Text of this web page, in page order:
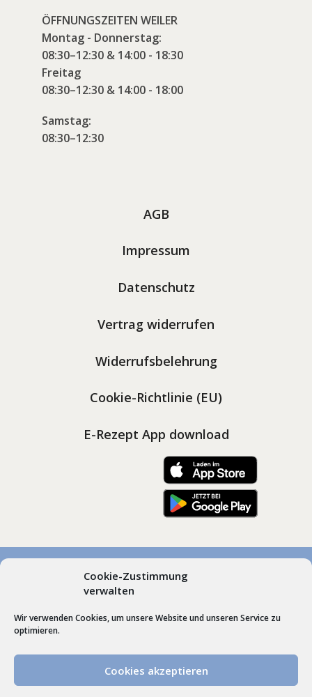
Cookie-Zustimmung
verwalten
Wir verwenden Cookies, um unsere Website und unseren Service zu
optimieren.
Cookies akzeptieren
ÖFFNUNGSZEITEN WEILER
Montag - Donnerstag:
08:30–12:30 & 14:00 - 18:30
Freitag
08:30–12:30 & 14:00 - 18:00
Samstag:
08:30–12:30
AGB
Impressum
Datenschutz
Vertrag widerrufen
Widerrufsbelehrung
Cookie-Richtlinie (EU)
E-Rezept App download
© Marienapotheken Heimenkirch und Scheidegg, Dr.
Webdesign bySchrift + Bild GmbHLindenberg im